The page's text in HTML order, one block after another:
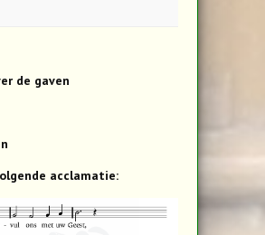
de gaven
acclamatie: